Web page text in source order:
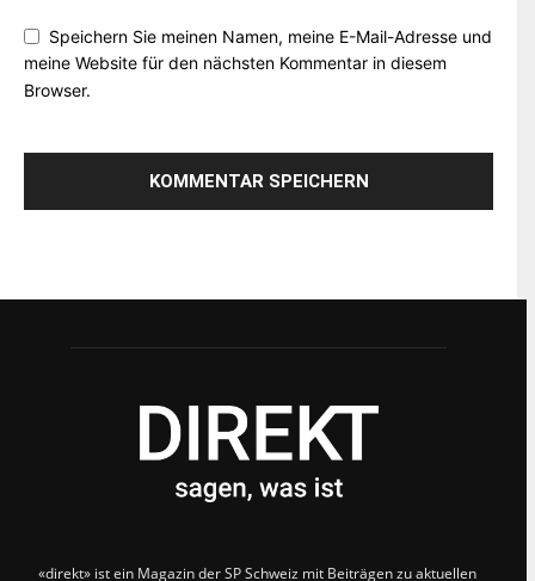
Speichern Sie meinen Namen, meine E-Mail-Adresse und
meine Website für den nächsten Kommentar in diesem
Browser.
«direkt» ist ein Magazin der SP Schweiz mit Beiträgen zu aktuellen